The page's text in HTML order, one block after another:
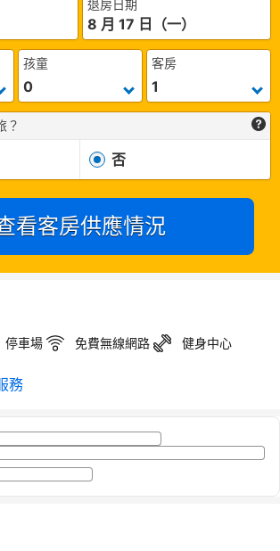
退房日期
8 月 17 日（一）
孩童 客房
？
否
看客房供應情況
停車場 免費無線網路 健身中心
務